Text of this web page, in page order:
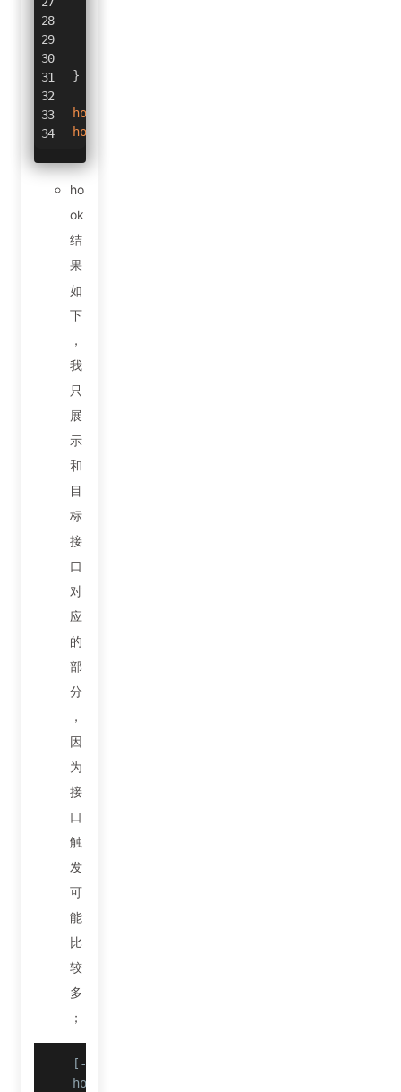
}
hook_sig
hook_sp
ho
ok
结
果
如
下
，
我
只
展
示
和
目
标
接
口
对
应
的
部
分
，
因
为
接
口
触
发
可
能
比
较
多
；
[->] hook_sp ->str= null
hook_sp bArr: